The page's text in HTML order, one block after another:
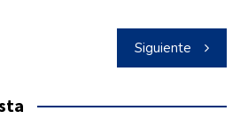
Siguiente